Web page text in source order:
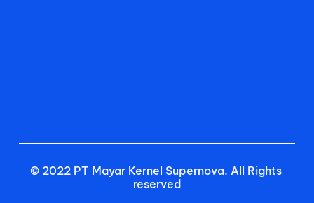
© 2022 PT Mayar Kernel Supernova. All Rights
reserved